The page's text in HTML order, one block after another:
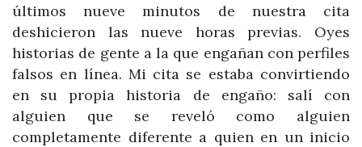
últimos nueve minutos de nuestra cita
deshicieron las nueve horas previas. Oyes
historias de gente a la que engañan con perfiles
falsos en línea. Mi cita se estaba convirtiendo
en su propia historia de engaño: salí con
alguien que se reveló como alguien
completamente diferente a quien en un inicio